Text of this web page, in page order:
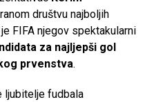
Share
društvu najboljih
FIFA njegov spektakularni
za najljepši gol
prvenstva.
ljubitelje fudbala